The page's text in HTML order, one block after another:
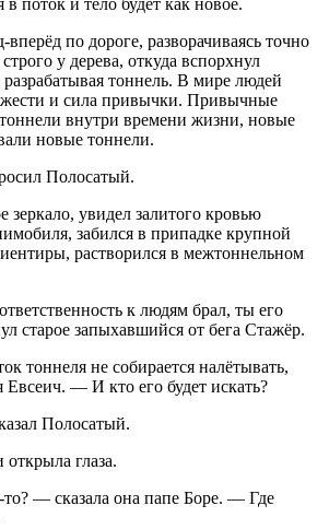
в поток и тело будет как новое.
вперёд по дороге, разворачиваясь точно
у дерева, откуда вспорхнул
тоннель. В мире людей
и сила привычки. Привычные
тоннели внутри времени жизни, новые
новые тоннели.
Полосатый.
зеркало, увидел залитого кровью
забился в припадке крупной
растворился в межтоннельном
к людям брал, ты его
старое запыхавшийся от бега Стажёр.
тоннеля не собирается налётывать,
Евсеич. — И кто его будет искать?
Полосатый.
глаза.
— сказала она папе Боре. — Где